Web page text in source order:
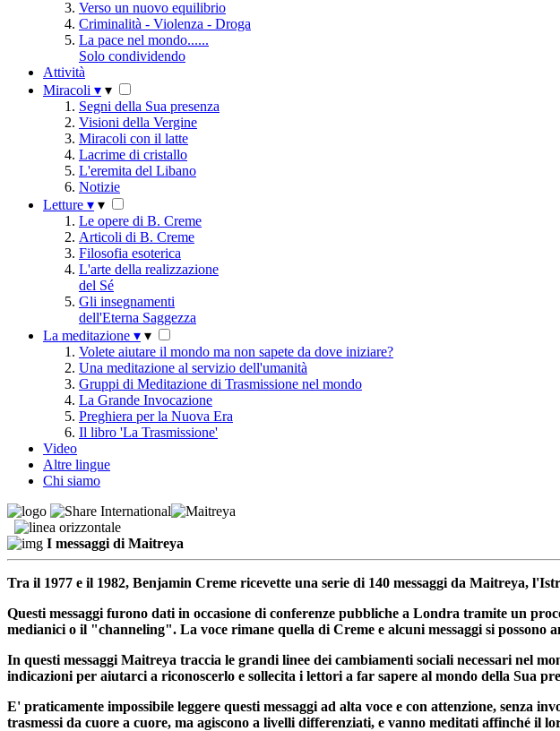
Verso un nuovo equilibrio
Criminalità - Violenza - Droga
La pace nel mondo......
Solo condividendo
Attività
Miracoli ▾ ▾
Segni della Sua presenza
Visioni della Vergine
Miracoli con il latte
Lacrime di cristallo
L'eremita del Libano
Notizie
Letture ▾ ▾
Le opere di B. Creme
Articoli di B. Creme
Filosofia esoterica
L'arte della realizzazione
del Sé
Gli insegnamenti
dell'Eterna Saggezza
La meditazione ▾ ▾
Volete aiutare il mondo ma non sapete da dove iniziare?
Una meditazione al servizio dell'umanità
Gruppi di Meditazione di Trasmissione nel mondo
La Grande Invocazione
Preghiera per la Nuova Era
Il libro 'La Trasmissione'
Video
Altre lingue
Chi siamo
I messaggi di Maitreya
Tra il 1977 e il 1982, Benjamin Creme ricevette una serie di 140 messaggi da Maitreya,
Questi messaggi furono dati in occasione di conferenze pubbliche a Londra tramite un
medianici o il "channeling". La voce rimane quella di Creme e alcuni messaggi si possono
In questi messaggi Maitreya traccia le grandi linee dei cambiamenti sociali necessari nel
indicazioni per aiutarci a riconoscerlo e sollecita i lettori a far sapere al mondo della Sua
E' praticamente impossibile leggere questi messaggi ad alta voce e con attenzione, senza
trasmessi da cuore a cuore, ma agiscono a livelli differenziati, e vanno meditati affinché il